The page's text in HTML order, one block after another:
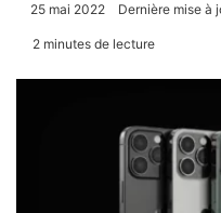
25 mai 2022 Dernière mise à
2 minutes de lecture